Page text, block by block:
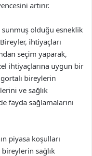
artırır.
sunmuş olduğu esneklik
ihtiyaçları
seçim yaparak,
ihtiyaçlarına uygun bir
bireylerin
ve sağlık
fayda sağlamalarını
piyasa koşulları
sağlık